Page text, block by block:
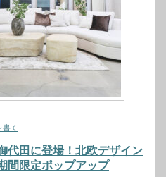
く
代田に登場！北欧デザイン
間限定ポップアップ